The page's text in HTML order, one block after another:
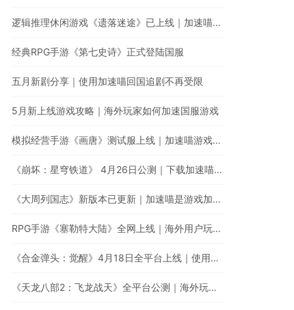
逻辑推理休闲游戏《遗落迷途》已上线｜加速喵游戏加速全网最快
经典RPG手游《第七史诗》正式登陆国服
五月新剧分享｜使用加速喵回国追剧不再受限
5月新上线游戏攻略｜海外玩家如何加速国服游戏
模拟经营手游《画唐》测试服上线｜加速喵游戏加速器全网最快
《崩坏：星穹铁道》 4月26日公测｜下载加速喵游戏加速器提升游戏体验
《大周列国志》新版本已更新｜加速喵是游戏加速器最佳的选择
RPG手游《塞勒特大陆》全网上线｜海外用户玩国服游戏延迟高卡顿怎么办？
《合金弹头：觉醒》4月18日全平台上线｜使用加速喵加速国服游戏提升游戏体验
《天龙八部2：飞龙战天》全平台公测｜海外玩家如何加速国服游戏？